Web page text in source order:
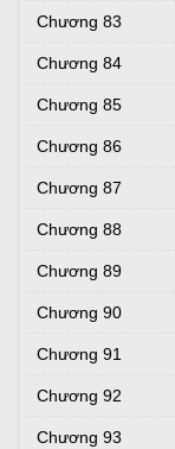
Chương 83
Chương 84
Chương 85
Chương 86
Chương 87
Chương 88
Chương 89
Chương 90
Chương 91
Chương 92
Chương 93